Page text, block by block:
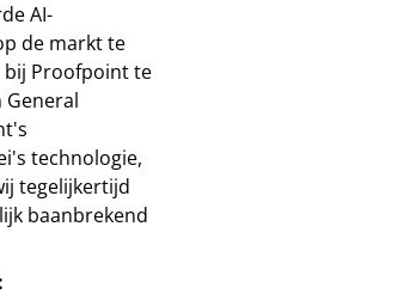
AI-
de markt te
bij Proofpoint te
General
technologie,
tegelijkertijd
baanbrekend